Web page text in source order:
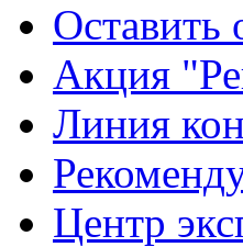
Оставить
Акция
Линия
Центр